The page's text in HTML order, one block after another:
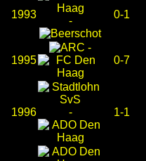
1993
-
0-1
1995
-
0-7
1996 - 1-1